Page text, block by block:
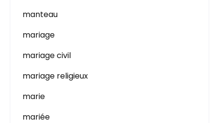
manteau
mariage
mariage civil
mariage religieux
marie
mariée